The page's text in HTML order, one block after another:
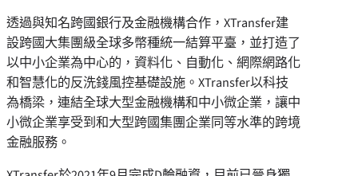
透過與知名跨國銀行及金融機構合作，XTransfer建
設跨國大集團級全球多幣種統一結算平臺，並打造了
以中小企業為中心的，資料化、自動化、網際網路化
和智慧化的反洗錢風控基礎設施。XTransfer以科技
為橋梁，連結全球大型金融機構和中小微企業，讓中
小微企業享受到和大型跨國集團企業同等水準的跨境
金融服務。